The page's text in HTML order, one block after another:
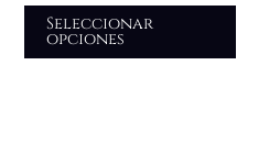
Seleccionar
opciones
elegir